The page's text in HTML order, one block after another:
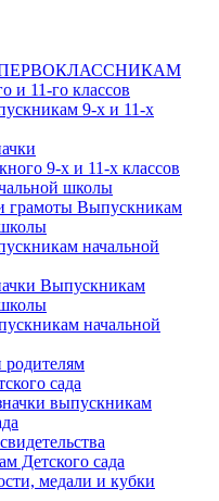
и 11-го классов
9-х и 11-х
9-х и 11-х классов
школы
грамоты Выпускникам
начальной
Выпускникам
начальной
сада
выпускникам
Детского сада
медали и кубки